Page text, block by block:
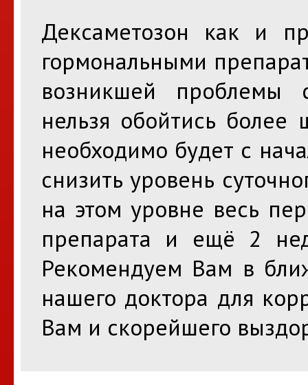
Дексаметозон как и
гормональными
возникшей проблемы
нельзя обойтись
необходимо будет с
снизить уровень
на этом уровне весь
препарата и ещё 2
Рекомендуем Вам в
нашего доктора для
Вам и скорейшего